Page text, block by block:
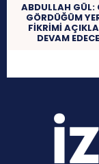
ABDULLAH GÜL:
GÖRDÜĞÜM
FİKRİMİ
DEVAM